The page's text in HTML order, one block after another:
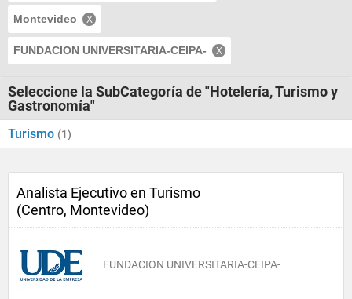
Montevideo
FUNDACION UNIVERSITARIA-CEIPA-
Seleccione la SubCategoría de "Hotelería, Turismo y
Gastronomía"
Turismo (1)
Analista Ejecutivo en Turismo
(Centro, Montevideo)
FUNDACION UNIVERSITARIA-CEIPA-